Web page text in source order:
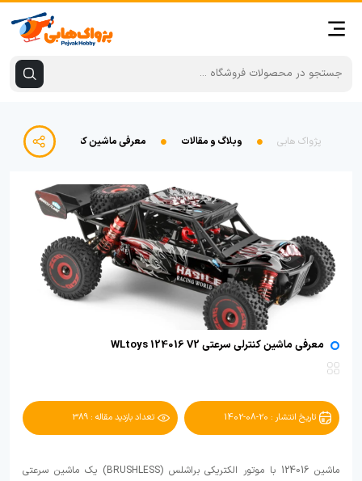
پژواک هابی وبلاگ و مقالات معرفی ماشین کنترلی سرعتی WLtoys 124016 V2
معرفی ماشین کنترلی سرعتی WLtoys 124016 V2
تاریخ انتشار : 20-08-1402 تعداد بازدید مقاله : 389
ماشین 124016 با موتور الکتریکی براشلس (BRUSHLESS) یک ماشین سرعتی